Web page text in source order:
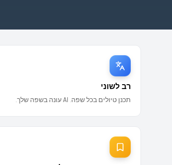
רב לשוני
תכנן טיולים בכל שפה. AI עונה בשפה שלך.